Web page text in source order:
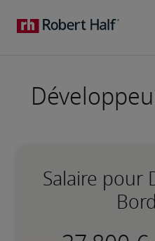
Salaire pour